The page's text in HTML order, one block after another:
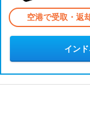
空港で受取・返
イン